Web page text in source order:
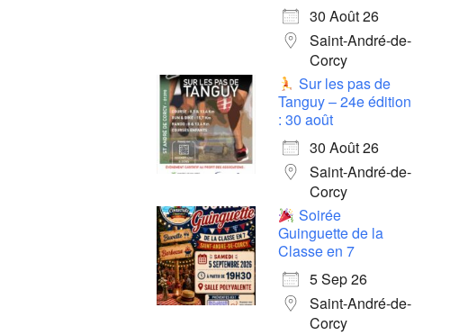
30 Août 26
Saint-André-de-
Corcy
Sur les pas de
Tanguy – 24e édition
: 30 août
30 Août 26
Saint-André-de-
Corcy
Soirée
Guinguette de la
Classe en 7
5 Sep 26
Saint-André-de-
Corcy